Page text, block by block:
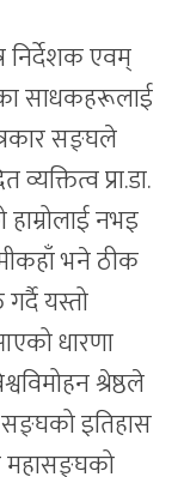
निर्देशक एवम्
साधकहरूलाई
सङ्घले
प्रा.डा.
नभइ
भने ठीक
यस्तो
धारणा
श्रेष्ठले
इतिहास